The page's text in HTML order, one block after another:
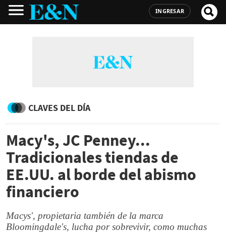
INGRESAR
CLAVES DEL DÍA
Macy's, JC Penney...
Tradicionales tiendas de
EE.UU. al borde del abismo
financiero
Macys', propietaria también de la marca
Bloomingdale's, lucha por sobrevivir, como muchas